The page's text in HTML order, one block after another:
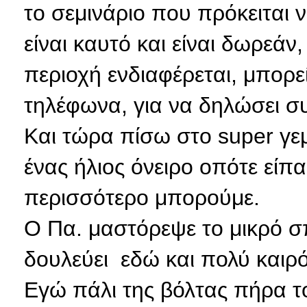
το σεμινάριο που
είναι καυτό και είναι
περιοχή ενδιαφέρεται,
τηλέφωνα, για να δηλώσει
Και τώρα πίσω στο super
ένας ήλιος όνειρο οπότε
περισσότερο μπορούμε.
Ο Πα. μαστόρεψε το μικρό
δουλεύει εδώ και πολύ
Εγώ πάλι της βόλτας πήρα